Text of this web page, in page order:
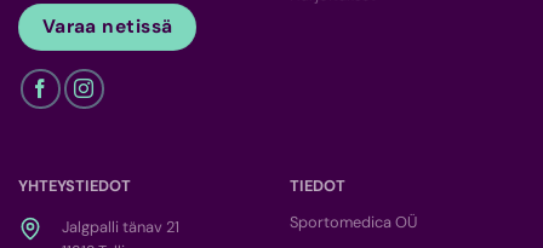
Varaa netissä
YHTEYSTIEDOT
Jalgpalli tänav 21
TIEDOT
Sportomedica OÜ